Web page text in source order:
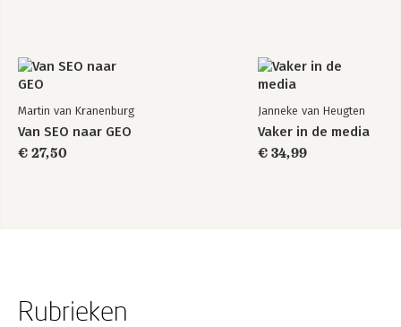
Martin van Kranenburg
Van SEO naar GEO
€ 27,50
Janneke van Heugten
Vaker in de media
€ 34,99
Rubrieken